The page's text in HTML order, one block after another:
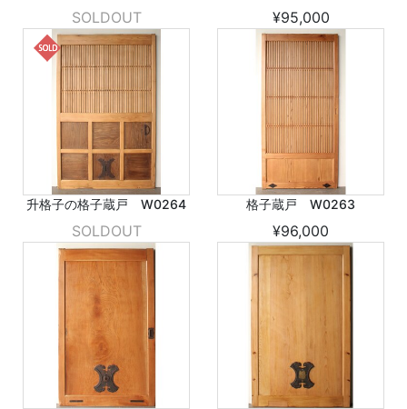
SOLDOUT ¥95,000
升格子の格子蔵戸 W0264
SOLDOUT
格子蔵戸 W0263
¥96,000